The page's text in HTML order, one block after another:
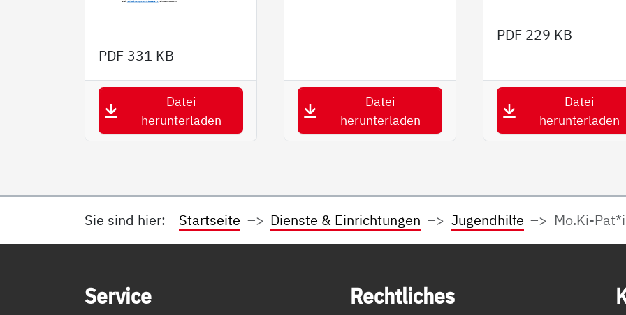
PDF 331 KB
Datei
herunterladen
Datei
herunterladen
PDF 229 KB
Datei
herunterladen
Sie sind hier: Startseite Dienste & Einrichtungen Jugendhilfe Mo.Ki-
Ser­vice
Recht­li­ches